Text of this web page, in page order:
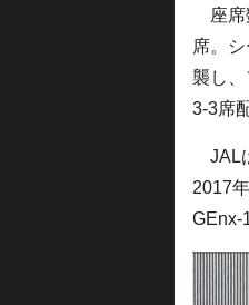
座席
席。
襲し
3-3席
JAL
2017
GEnx-